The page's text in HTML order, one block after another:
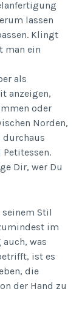
lassen
Klingt
man ein
als
anzeigen,
oder
Norden,
durchaus
Dir, wer Du
Stil
im
was
ist es
die
der Hand zu